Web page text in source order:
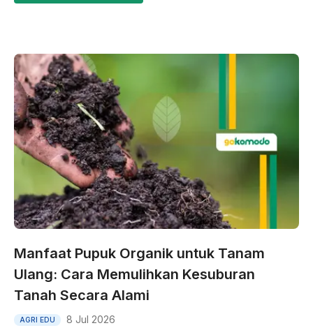
Manfaat Pupuk Organik untuk Tanam
Ulang: Cara Memulihkan Kesuburan
Tanah Secara Alami
AGRI EDU 8 Jul 2026